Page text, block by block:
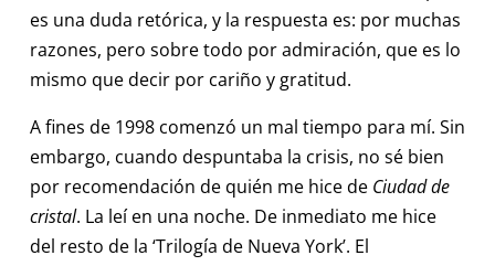
es una duda retórica, y la respuesta es: por muchas
razones, pero sobre todo por admiración, que es lo
mismo que decir por cariño y gratitud.
A fines de 1998 comenzó un mal tiempo para mí. Sin
embargo, cuando despuntaba la crisis, no sé bien
por recomendación de quién me hice de Ciudad de
cristal. La leí en una noche. De inmediato me hice
del resto de la ‘Trilogía de Nueva York’. El